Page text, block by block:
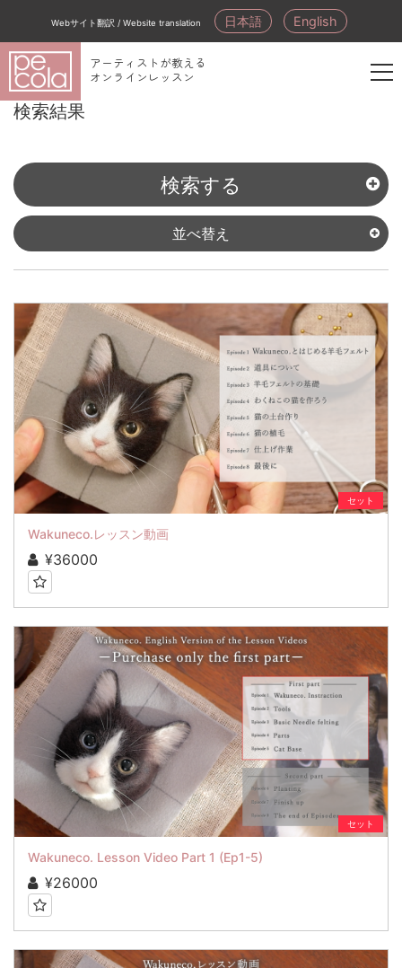
Webサイト翻訳 / Website translation 日本語 English
アーティストが教える
オンラインレッスン
員
登
録
検索結果
検索する
並べ替え
セット
Wakuneco.レッスン動画
¥36000
セット
Wakuneco. Lesson Video Part 1 (Ep1-5)
¥26000